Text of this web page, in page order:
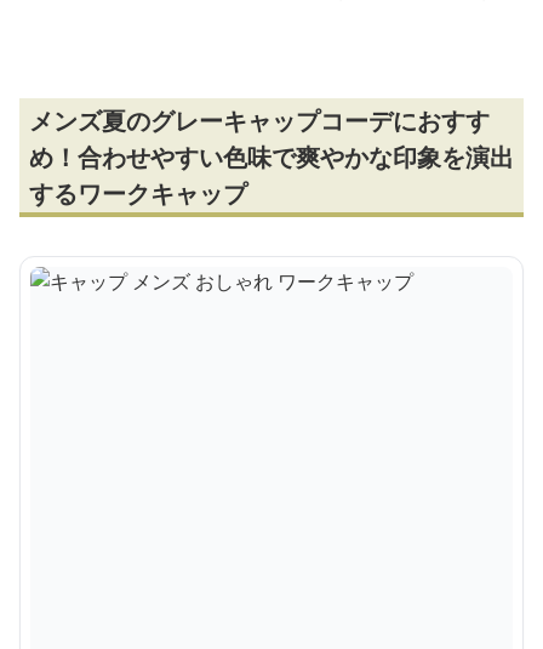
メンズ夏のグレーキャップコーデにおすす
め！合わせやすい色味で爽やかな印象を演出
するワークキャップ